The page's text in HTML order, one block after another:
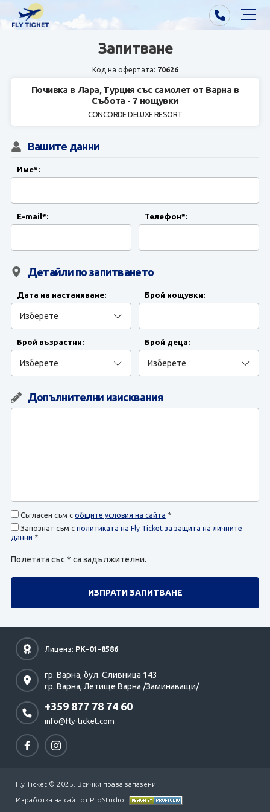
Почивки от Варна
Почивки от София/Пловдив/Бургас
Визи
За нас
ЗАПИТВАНЕ
Запитване
Код на офертата: 70626
Почивка в Лара, Турция със самолет от Варна в
Събота - 7 нощувки
CONCORDE DELUXE RESORT
Вашите данни
Име*:
E-mail*: Телефон*:
Детайли по запитването
Дата на настаняване: Брой нощувки:
Брой възрастни: Брой деца:
Допълнителни изисквания
Съгласен съм с общите условия на сайта *
Запознат съм с политиката на Fly Ticket за защита на личните
данни *
Полетата със * са задължителни.
Лиценз: РК-01-8586
гр. Варна, бул. Сливница 143
гр. Варна, Летище Варна /Заминаващи/
+359 877 78 74 60
info@fly-ticket.com
Fly Ticket © 2025. Всички права запазени
Изработка на сайт от ProStudio